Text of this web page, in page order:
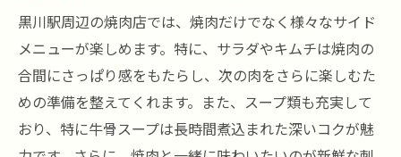
黒川駅周辺の焼肉店では、焼肉だけでなく様々なサイド
メニューが楽しめます。特に、サラダやキムチは焼肉の
合間にさっぱり感をもたらし、次の肉をさらに楽しむた
めの準備を整えてくれます。また、スープ類も充実して
おり、特に牛骨スープは長時間煮込まれた深いコクが魅